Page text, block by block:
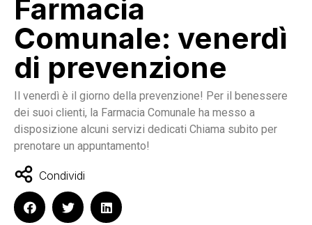
Farmacia
Comunale: venerdì
di prevenzione
Il venerdì è il giorno della prevenzione! Per il benessere
dei suoi clienti, la Farmacia Comunale ha messo a
disposizione alcuni servizi dedicati Chiama subito per
prenotare un appuntamento!
Condividi